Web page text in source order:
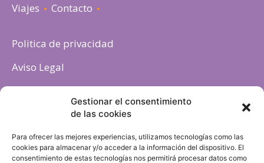
Gestionar el consentimiento
de las cookies
Para ofrecer las mejores experiencias, utilizamos tecnologías como las
cookies para almacenar y/o acceder a la información del dispositivo. El
consentimiento de estas tecnologías nos permitirá procesar datos como
Viajes
Contacto
Politica de privacidad
Aviso Legal
Política de cookies